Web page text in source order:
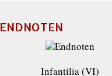
ENDNOTEN
Infantilia (VI)